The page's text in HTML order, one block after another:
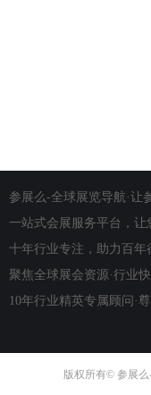
参展么-全球展览导航·让
一站式会展服务平台，让
十年行业专注，助力百年
聚焦全球展会资源·行业
10年行业精英专属顾问·
版权所有© 参展